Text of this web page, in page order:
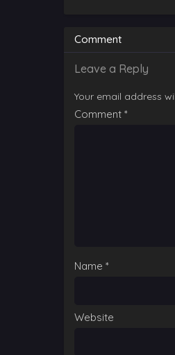
Comment
Leave a Reply
Your email address
Comment *
Name *
Website